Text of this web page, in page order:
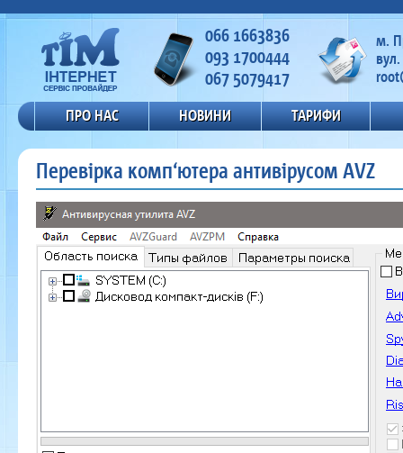
066 1663836
093 1700444
067 5079417
м.
ПРО НАС НОВИНИ ТАРИФИ
Перевірка комп‘ютера антивірусом AVZ